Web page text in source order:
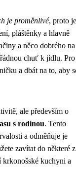
je proměnlivé, proto je
pláštěnky a hlavně
a něco dobrého na
chuť k jídlu. Pro
a dbát na to, aby
ale především o
s rodinou. Tento
a odměňuje je
zavítat do některé z
krkonošské kuchyni a